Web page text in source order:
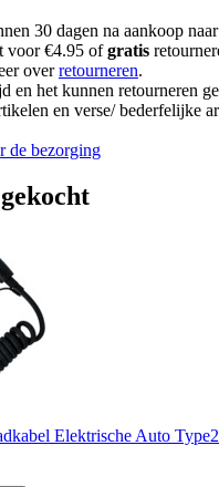
30 dagen na aankoop
voor €4.95 ofgratis
overretourneren.
en het kunnen retourneren
en verse/ bederfelijke
de bezorging
Elektrische Auto